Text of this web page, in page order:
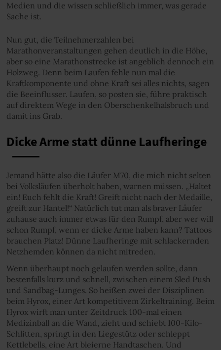
Medien und die wissen schließlich immer, was gerade
Sache ist.
Nun gut, die Teilnehmerzahlen bei
Marathonveranstaltungen gehen deutlich in die Höhe,
aber so eine Marathonstrecke ist angeblich dennoch ein
Holzweg. Denn beim Laufen fehle nun mal die
Kraftkomponente und ohne Kraft sei alles nichts, sagen
die Beeinflusser. Laufen, so posten sie, führe praktisch
auf direktem Wege in den Oberschenkelhalsbruch und
damit ins Grab.
Dicke Arme statt dünne Laufheringe
Jemand hätte also die Läufer M70, die mich nicht selten
bei Volksläufen überholt haben, warnen müssen. „Haltet
ein! Euch fehlt die Kraft! Greift nicht nach der Medaille,
greift zur Hantel!“ Natürlich tut man als braver Läufer
zuhause auch immer etwas für den Rumpf, aber wer will
schon Rumpf, wenn er dicke Arme haben kann? Tattoos
brauchen Platz! Dünne Laufheringe mit schlackernden
Netzhemden können da nicht mitreden.
Wenn überhaupt noch gelaufen werden sollte, dann
bestenfalls kurz und schnell, zwischen einem Sled Push
und Sandbag-Lunges. So heißen zwei der Disziplinen
beim Hyrox, einer Art kompetitivem Zirkeltraining. Beim
Hyrox wirft man unter Zeitdruck 100-mal einen
Medizinball an die Wand, zieht und schiebt 100-Kilo-
Schlitten, springt in den Liegestütz oder schleppt
Kettlebells, eine Art bleierne Handtaschen. Und